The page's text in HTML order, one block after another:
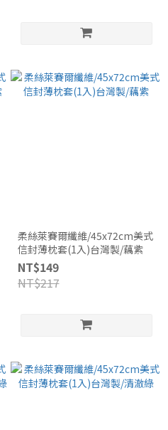
柔絲萊賽爾纖維/45x72cm美式
信封薄枕套(1入)台灣製/藕紫
NT$149
NT$217